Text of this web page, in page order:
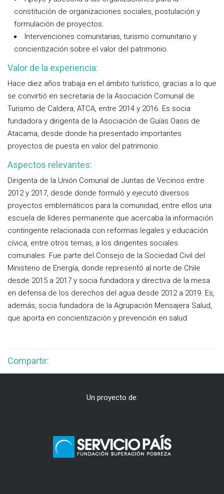
constitución de organizaciones sociales, postulación y
formulación de proyectos.
Intervenciones comunitarias, turismo comunitario y
concientización sobre el valor del patrimonio.
Valor de la experiencia:
Hace diez años trabaja en el ámbito turístico, gracias a lo que
se convirtió en secretaria de la Asociación Comunal de
Turismo de Caldera, ATCA, entre 2014 y 2016. Es socia
fundadora y dirigenta de la Asociación de Guías Oasis de
Atacama, desde donde ha presentado importantes
proyectos de puesta en valor del patrimonio.
Aspectos relevantes:
Dirigenta de la Unión Comunal de Juntas de Vecinos entre
2012 y 2017, desde donde formuló y ejecutó diversos
proyectos emblemáticos para la comunidad, entre ellos una
escuela de líderes permanente que acercaba la información
contingente relacionada con reformas legales y educación
cívica, entre otros temas, a los dirigentes sociales
comunales. Fue parte del Consejo de la Sociedad Civil del
Ministerio de Energía, donde representó al norte de Chile
desde 2015 a 2017 y socia fundadora y directiva de la mesa
en defensa de los derechos del agua desde 2012 a 2019. Es,
además, socia fundadora de la Agrupación Mensajera Salud,
que aporta en concientización y prevención en salud.
Compartir:
Un proyecto de: